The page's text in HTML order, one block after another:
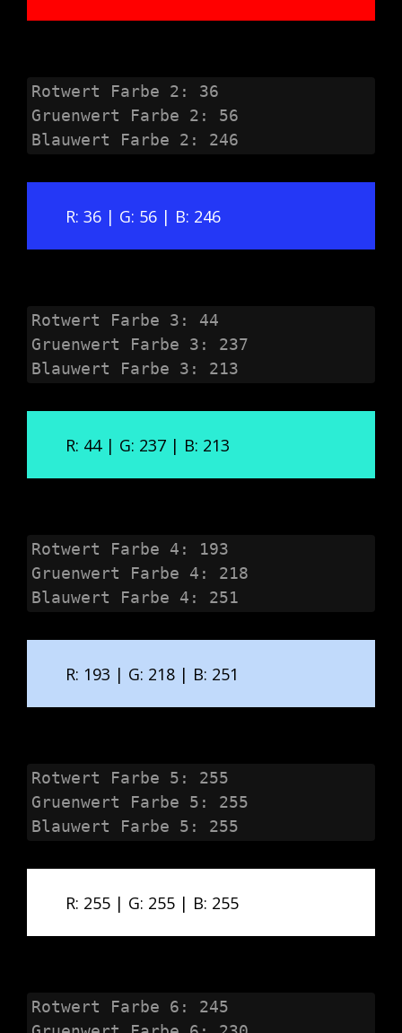
Rotwert Farbe 2: 36
Gruenwert Farbe 2: 56
Blauwert Farbe 2: 246
R: 36 | G: 56 | B: 246
Rotwert Farbe 3: 44
Gruenwert Farbe 3: 237
Blauwert Farbe 3: 213
R: 44 | G: 237 | B: 213
Rotwert Farbe 4: 193
Gruenwert Farbe 4: 218
Blauwert Farbe 4: 251
R: 193 | G: 218 | B: 251
Rotwert Farbe 5: 255
Gruenwert Farbe 5: 255
Blauwert Farbe 5: 255
R: 255 | G: 255 | B: 255
Rotwert Farbe 6: 245